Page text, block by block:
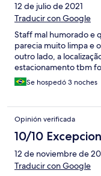
12 de julio de 2021
Traducir con Google
Staff mal humorado e
parecia muito limpa e
outro lado, a
estacionamento tbm
Se hospedó 3 noches
Opinión verificada
10/10
12 de noviembre de
Traducir con Google